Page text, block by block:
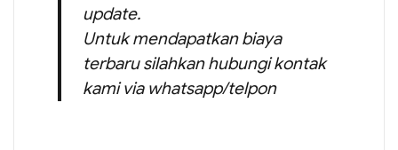
update.
Untuk mendapatkan biaya
terbaru silahkan hubungi kontak
kami via whatsapp/telpon